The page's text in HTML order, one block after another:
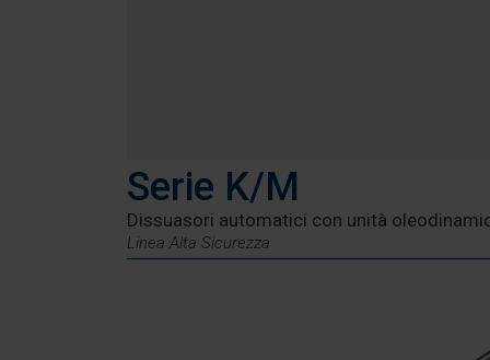
Serie K/M
Dissuasori automatici con unità
Linea Alta Sicurezza